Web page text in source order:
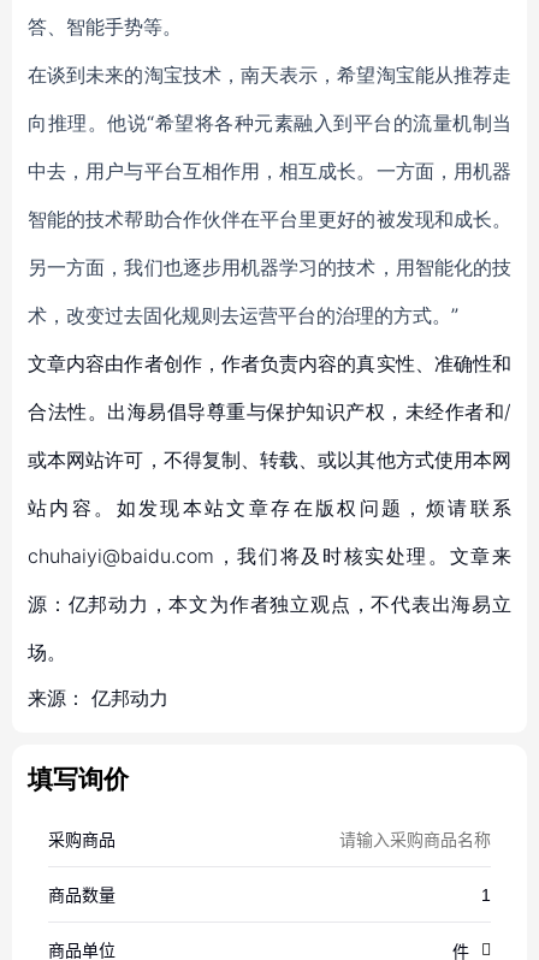
答、智能手势等。
在谈到未来的淘宝技术，南天表示，希望淘宝能从推荐走
向推理。他说“希望将各种元素融入到平台的流量机制当
中去，用户与平台互相作用，相互成长。一方面，用机器
智能的技术帮助合作伙伴在平台里更好的被发现和成长。
另一方面，我们也逐步用机器学习的技术，用智能化的技
术，改变过去固化规则去运营平台的治理的方式。”
文章内容由作者创作，作者负责内容的真实性、准确性和
合法性。出海易倡导尊重与保护知识产权，未经作者和/
或本网站许可，不得复制、转载、或以其他方式使用本网
站内容。如发现本站文章存在版权问题，烦请联系
chuhaiyi@baidu.com，我们将及时核实处理。文章来
源：亿邦动力，本文为作者独立观点，不代表出海易立
场。
来源： 亿邦动力
填写询价